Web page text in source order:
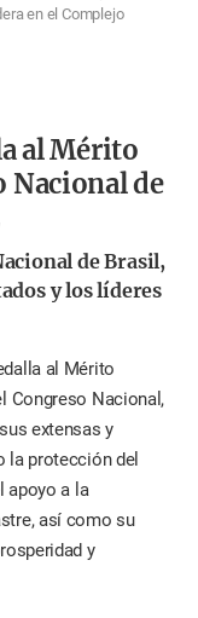
en el Complejo
al Mérito
Nacional de
de Brasil,
y los líderes
al Mérito
Congreso Nacional,
extensas y
la protección del
apoyo a la
así como su
y